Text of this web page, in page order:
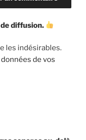
diffusion.
les indésirables.
de vos